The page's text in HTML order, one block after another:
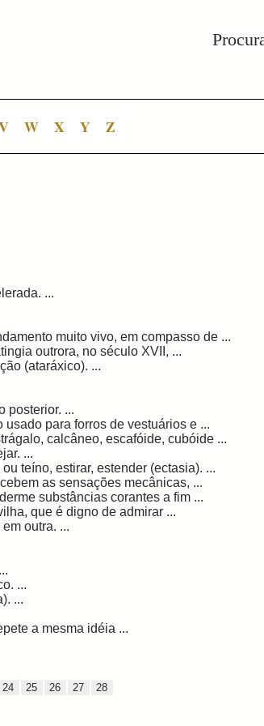
W X Y Z
...
muito vivo, em compasso de ...
outrora, no século XVII, ...
(ataráxico). ...
posterior. ...
para forros de vestuários e ...
calcâneo, escafóide, cubóide ...
...
teíno, estirar, estender (ectasia). ...
as sensações mecânicas, ...
substâncias corantes a fim ...
que é digno de admirar ...
outra. ...
...
...
a mesma idéia ...
24 25 26 27 28